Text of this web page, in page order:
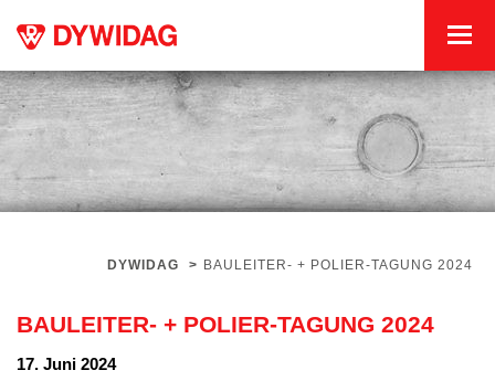
DYWIDAG > BAULEITER- + POLIER-TAGUNG 2024
BAULEITER- + POLIER-TAGUNG 2024
17. Juni 2024